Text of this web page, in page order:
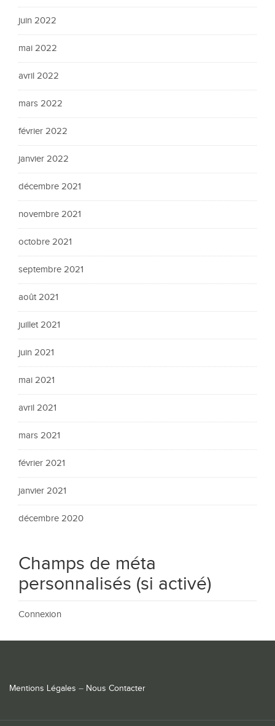
juin 2022
mai 2022
avril 2022
mars 2022
février 2022
janvier 2022
décembre 2021
novembre 2021
octobre 2021
septembre 2021
août 2021
juillet 2021
juin 2021
mai 2021
avril 2021
mars 2021
février 2021
janvier 2021
décembre 2020
Champs de méta
personnalisés (si activé)
Connexion
Mentions Légales – Nous Contacter